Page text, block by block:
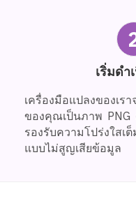
เริ่มดำ
เครื่องมือแปลงของเร
ของคุณเป็นภาพ
รองรับความโปร่งใสเ
แบบไม่สูญเสียข้อมูล